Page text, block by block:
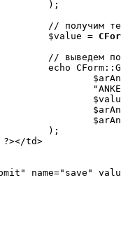
			$value =
name="save"